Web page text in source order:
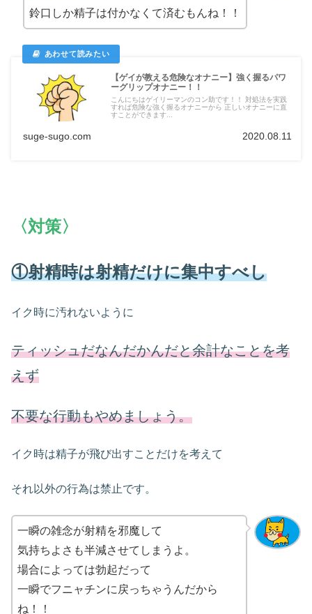
鈴口しか精子は付かなくて済むもんね！！
【ゲイが教える危険なオナニー】強く握るパワ
ーグリップオナニー！！
こんにちはゲイリーマンのコン助です！！ 対処法を実践
すれば危険な強く握るオナニーから 正しいオナニーに直
すことができます...
suge-sugo.com 2020.08.11
〈対策〉
①射精時は射精だけに集中すべし
イク時に汚れないように
ティッシュだなんだかんだと余計なことを考
えず
不要な行動もやめましょう。
イク時は精子が飛び出すことだけを考えて
それ以外の行為は禁止です。
一瞬の雑念が射精を邪魔して
気持ちよさも半減させてしまうよ。
場合によっては勃起だって
一瞬でフニャチンに戻っちゃうんだから
ね！！